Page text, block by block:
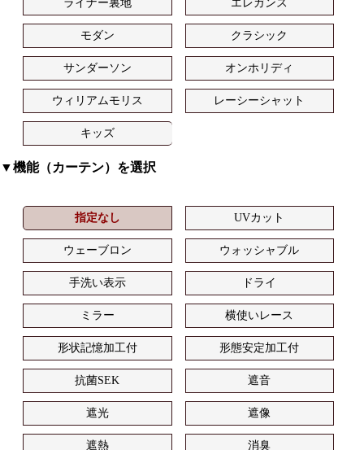
ライナー裏地 エレガンス
モダン クラシック
サンダーソン オンホリディ
ウィリアムモリス レーシーシャット
キッズ
▼機能（カーテン）を選択
指定なし UVカット
ウェーブロン ウォッシャブル
手洗い表示 ドライ
ミラー 横使いレース
形状記憶加工付 形態安定加工付
抗菌SEK 遮音
遮光 遮像
遮熱 消臭